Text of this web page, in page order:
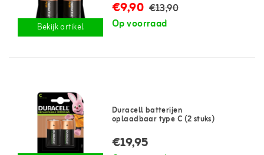
Bekijk artikel
€9,90 €13,90
Op voorraad
Duracell batterijen
oplaadbaar type C (2 stuks)
€19,95